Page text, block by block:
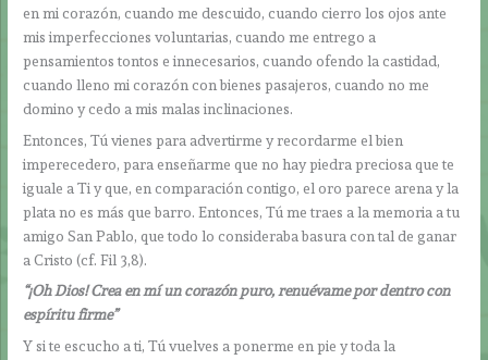
en mi corazón, cuando me descuido, cuando cierro los ojos ante
mis imperfecciones voluntarias, cuando me entrego a
pensamientos tontos e innecesarios, cuando ofendo la castidad,
cuando lleno mi corazón con bienes pasajeros, cuando no me
domino y cedo a mis malas inclinaciones.
Entonces, Tú vienes para advertirme y recordarme el bien
imperecedero, para enseñarme que no hay piedra preciosa que te
iguale a Ti y que, en comparación contigo, el oro parece arena y la
plata no es más que barro. Entonces, Tú me traes a la memoria a tu
amigo San Pablo, que todo lo consideraba basura con tal de ganar
a Cristo (cf. Fil 3,8).
“¡Oh Dios! Crea en mí un corazón puro, renuévame por dentro con
espíritu firme”
Y si te escucho a ti, Tú vuelves a ponerme en pie y toda la